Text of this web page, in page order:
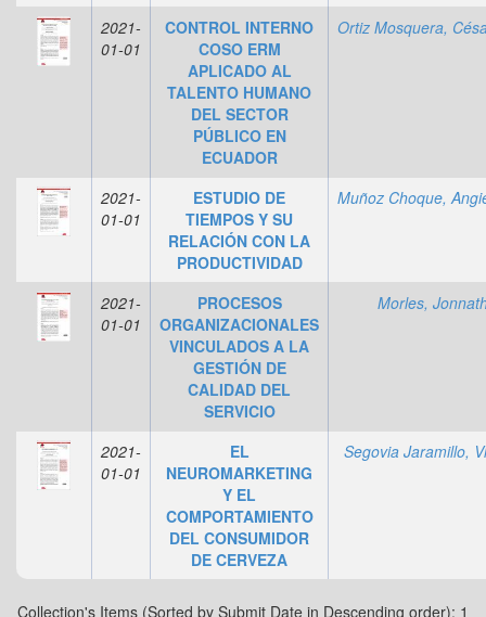
2021-
01-01
CONTROL INTERNO
COSO ERM
APLICADO AL
TALENTO HUMANO
DEL SECTOR
PÚBLICO EN
ECUADOR
2021-
01-01
ESTUDIO DE
TIEMPOS Y SU
RELACIÓN CON LA
PRODUCTIVIDAD
2021-
01-01
PROCESOS
ORGANIZACIONALES
VINCULADOS A LA
GESTIÓN DE
CALIDAD DEL
SERVICIO
Morles,
2021-
01-01
EL
NEUROMARKETING
Y EL
COMPORTAMIENTO
DEL CONSUMIDOR
DE CERVEZA
Segovia Jaramillo,
Collection's Items (Sorted by Submit Date in Descending order): 1